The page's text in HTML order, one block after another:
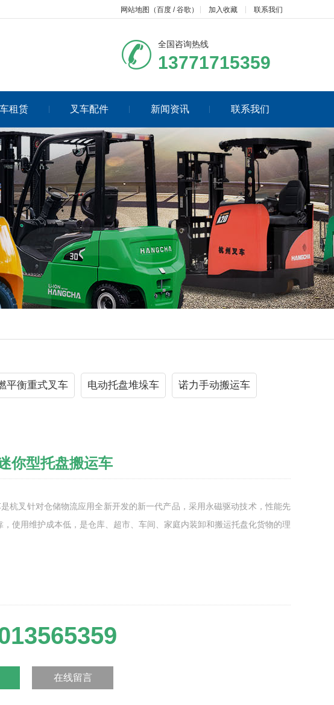
网站地图 （百度 /谷歌 ） 加入收藏 联系我们
全国咨询热线
13771715359
租赁 叉车配件 新闻资讯 联系我们
平衡重式叉车 电动托盘堆垛车 诺力手动搬运车
你型托盘搬运车
杭叉针对仓储物流应用全新开发的新一代产品，采用永磁驱动技术，性能先
使用维护成本低，是仓库、超市、车间、家庭内装卸和搬运托盘化货物的理
在线留言